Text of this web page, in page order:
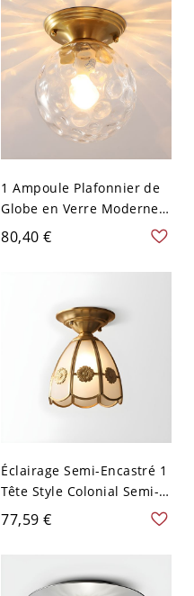
Sphère
1 Ampoule Plafonnier de
Globe en Verre Moderne
Luminaire Encastré Doré
en Métal - 110 V-120 V
80,40 €
Éclairage Semi-Encastré 1
Tête Style Colonial Semi-
Plafonnier en Métal en
Laiton - 110 V-120 V 17,78
77,59 €